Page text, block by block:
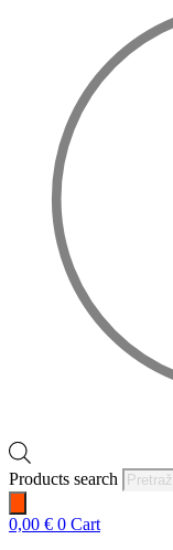
Products search
0,00 € 0 Cart